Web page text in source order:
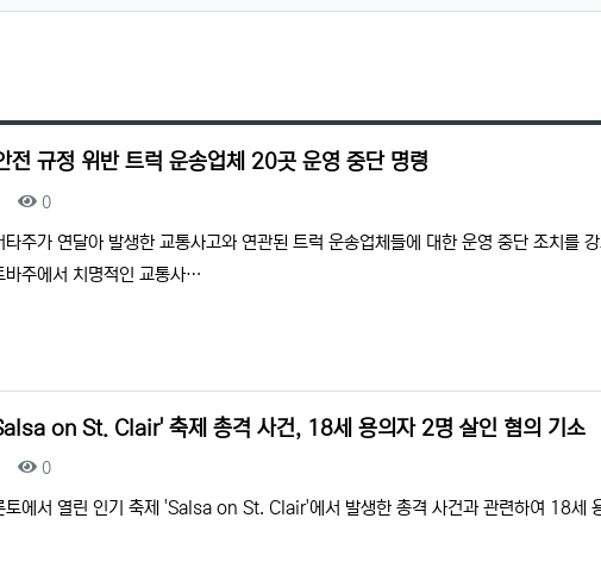
전 규정 위반 트럭 운송업체 20곳 운영 중단 명령
조회
0
타주가 연달아 발생한 교통사고와 연관된 트럭 운송업체들에 대한 운영 중단 조치를
바주에서 치명적인 교통사…
on St. Clair' 축제 총격 사건, 18세 용의자 2명 살인 혐의 기소
조회
0
토에서 열린 인기 축제 'Salsa on St. Clair'에서 발생한 총격 사건과 관련하여 18세